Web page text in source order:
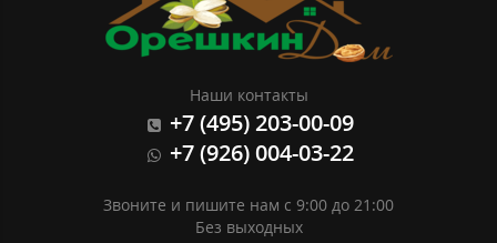
Наши контакты
+7 (495) 203-00-09
+7 (926) 004-03-22
Звоните и пишите нам с 9:00 до 21:00
Без выходных